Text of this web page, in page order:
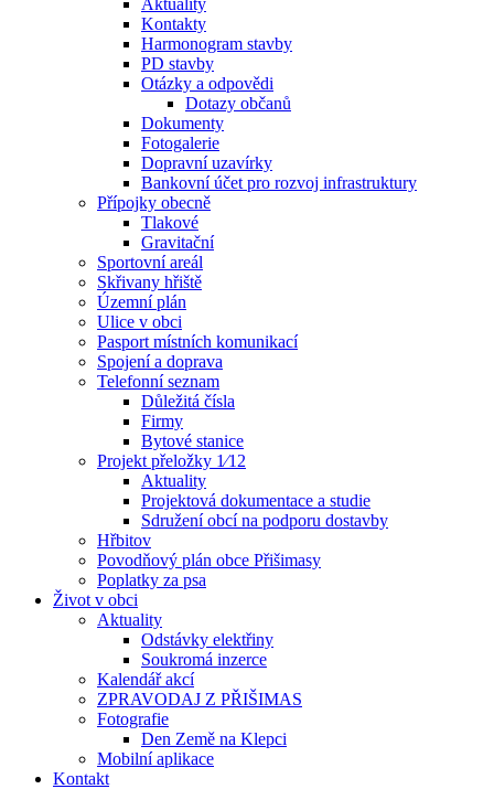
Aktuality
Kontakty
Harmonogram stavby
PD stavby
Otázky a odpovědi
Dotazy občanů
Dokumenty
Fotogalerie
Dopravní uzavírky
Bankovní účet pro rozvoj infrastruktury
Přípojky obecně
Tlakové
Gravitační
Sportovní areál
Skřivany hřiště
Územní plán
Ulice v obci
Pasport místních komunikací
Spojení a doprava
Telefonní seznam
Důležitá čísla
Firmy
Bytové stanice
Projekt přeložky 1⁄12
Aktuality
Projektová dokumentace a studie
Sdružení obcí na podporu dostavby
Hřbitov
Povodňový plán obce Přišimasy
Poplatky za psa
Život v obci
Aktuality
Odstávky elektřiny
Soukromá inzerce
Kalendář akcí
ZPRAVODAJ Z PŘIŠIMAS
Fotografie
Den Země na Klepci
Mobilní aplikace
Kontakt